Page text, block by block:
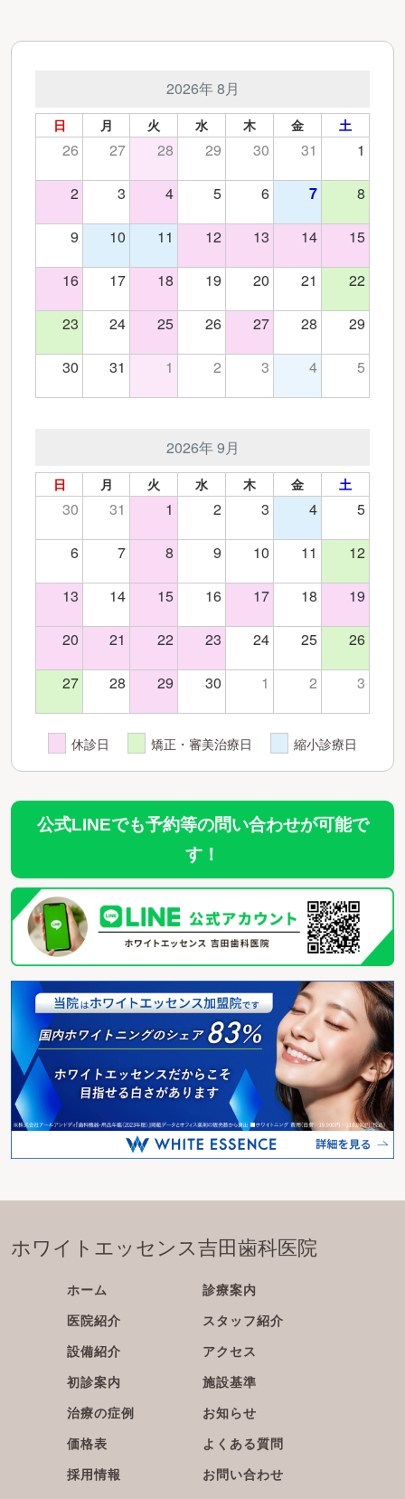
2026年 8月
日 月 火 水 木 金 土
26 27 28 29 30 31 1
2 3 4 5 6 7 8
9 10 11 12 13 14 15
16 17 18 19 20 21 22
23 24 25 26 27 28 29
30 31 1 2 3 4 5
2026年 9月
日 月 火 水 木 金 土
30 31 1 2 3 4 5
6 7 8 9 10 11 12
13 14 15 16 17 18 19
20 21 22 23 24 25 26
27 28 29 30 1 2 3
休診日 矯正・審美治療日 縮小診療日
公式LINEでも予約等の問い合わせが可能で
す！
ホワイトエッセンス吉田歯科医院
ホーム
医院紹介
設備紹介
初診案内
診療案内
スタッフ紹介
アクセス
施設基準
治療の症例
価格表
採用情報
お知らせ
よくある質問
お問い合わせ